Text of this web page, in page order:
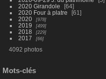
2020 Girandole
64
2020 Four à platre
61
2020
978
2019 499
2018 229
2017 66
4092 photos
Mots-clés